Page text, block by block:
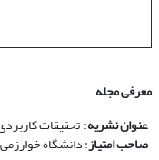
معرفی مجله
عنوان نشریه: تحقیقات
صاحب امتیاز: دانشگاه